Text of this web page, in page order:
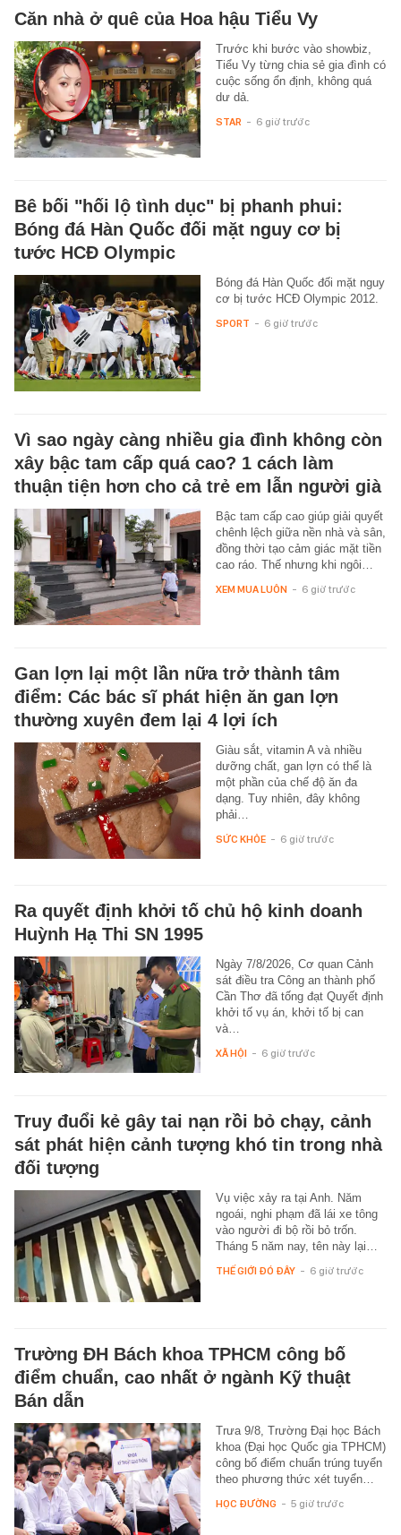
Căn nhà ở quê của Hoa hậu Tiểu Vy
Trước khi bước vào showbiz,
Tiểu Vy từng chia sẻ gia đình có
cuộc sống ổn định, không quá
dư dả.
STAR - 6 giờ trước
Bê bối "hối lộ tình dục" bị phanh phui:
Bóng đá Hàn Quốc đối mặt nguy cơ bị
tước HCĐ Olympic
Bóng đá Hàn Quốc đối mặt nguy
cơ bị tước HCĐ Olympic 2012.
SPORT - 6 giờ trước
Vì sao ngày càng nhiều gia đình không còn
xây bậc tam cấp quá cao? 1 cách làm
thuận tiện hơn cho cả trẻ em lẫn người già
Bậc tam cấp cao giúp giải quyết
chênh lệch giữa nền nhà và sân,
đồng thời tạo cảm giác mặt tiền
cao ráo. Thế nhưng khi ngôi…
XEM MUA LUÔN - 6 giờ trước
Gan lợn lại một lần nữa trở thành tâm
điểm: Các bác sĩ phát hiện ăn gan lợn
thường xuyên đem lại 4 lợi ích
Giàu sắt, vitamin A và nhiều
dưỡng chất, gan lợn có thể là
một phần của chế độ ăn đa
dạng. Tuy nhiên, đây không
phải…
SỨC KHỎE - 6 giờ trước
Ra quyết định khởi tố chủ hộ kinh doanh
Huỳnh Hạ Thi SN 1995
Ngày 7/8/2026, Cơ quan Cảnh
sát điều tra Công an thành phố
Cần Thơ đã tống đạt Quyết định
khởi tố vụ án, khởi tố bị can
và…
XÃ HỘI - 6 giờ trước
Truy đuổi kẻ gây tai nạn rồi bỏ chạy, cảnh
sát phát hiện cảnh tượng khó tin trong nhà
đối tượng
Vụ việc xảy ra tại Anh. Năm
ngoái, nghi phạm đã lái xe tông
vào người đi bộ rồi bỏ trốn.
Tháng 5 năm nay, tên này lại…
THẾ GIỚI ĐÓ ĐÂY - 6 giờ trước
Trường ĐH Bách khoa TPHCM công bố
điểm chuẩn, cao nhất ở ngành Kỹ thuật
Bán dẫn
Trưa 9/8, Trường Đại học Bách
khoa (Đại học Quốc gia TPHCM)
công bố điểm chuẩn trúng tuyển
theo phương thức xét tuyển…
HỌC ĐƯỜNG - 5 giờ trước